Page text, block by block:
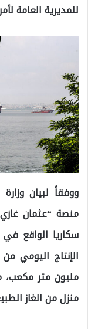
للمديرية العامة
ووفقاً لبيان
منصة “عثمان
سكاريا الواقع
منزل من الغاز